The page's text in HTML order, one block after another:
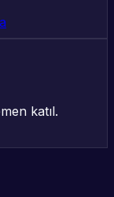
katıl.